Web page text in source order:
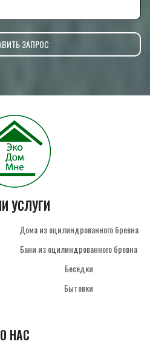
УСЛУГИ
Дома из оцилиндрованного бревна
Бани из оцилиндрованного бревна
Беседки
Бытовки
О НАС